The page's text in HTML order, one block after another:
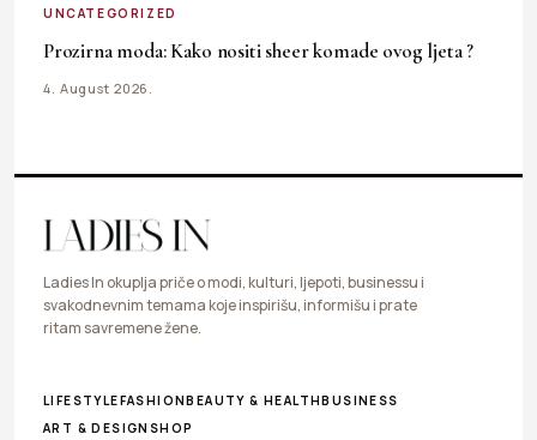
UNCATEGORIZED
Prozirna moda: Kako nositi sheer komade ovog ljeta ?
4. August 2026.
Ladies In okuplja priče o modi, kulturi, ljepoti, businessu i
svakodnevnim temama koje inspirišu, informišu i prate
ritam savremene žene.
LIFESTYLEFASHIONBEAUTY & HEALTHBUSINESS
ART & DESIGN SHOP